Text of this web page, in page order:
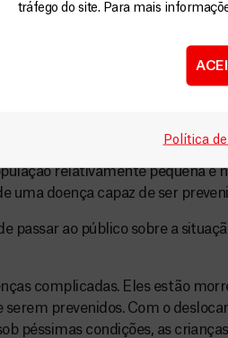
tráfego do site. Para mais
Política
de Kivu Norte?
é a grandeza do
das doenças. Como
sarampo, que é uma doença que
população já foi vacinada. O
registramos 500 casos de
relativamente pequena e
uma doença capaz de ser
passar ao público sobre a
complicadas. Eles estão
prevenidos. Com o
péssimas condições, as